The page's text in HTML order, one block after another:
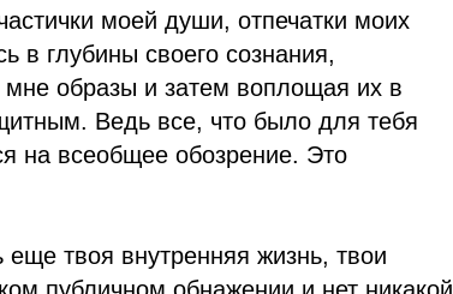
моей души, отпечатки моих
в глубины своего сознания,
мне образы и затем воплощая их в
Ведь все, что было для тебя
на всеобщее обозрение. Это
твоя внутренняя жизнь, твои